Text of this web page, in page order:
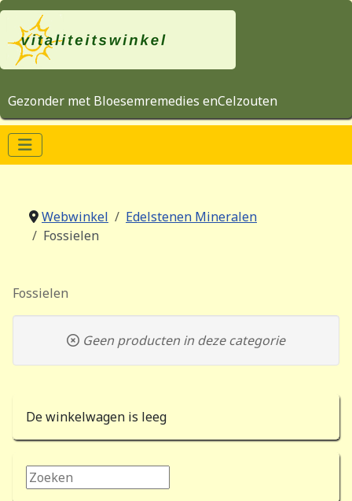
Gezonder met Bloesemremedies enCelzouten
Webwinkel
Edelstenen Mineralen
Fossielen
Fossielen
Geen producten in deze categorie
De winkelwagen is leeg
Zoeken...